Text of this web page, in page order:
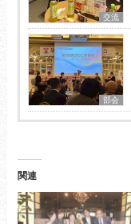
交流
部会
関連